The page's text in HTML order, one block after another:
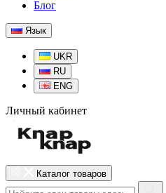
Блог
Язык
UKR
RU
ENG
Личный кабинет
Каталог товаров